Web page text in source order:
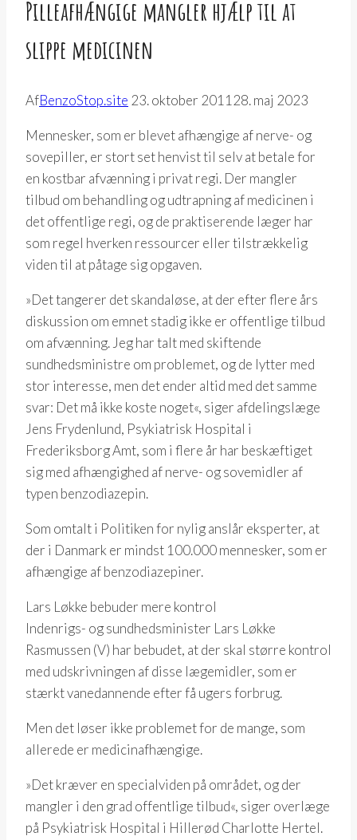
Pilleafhængige mangler hjælp til at
slippe medicinen
AfBenzoStop.site 23. oktober 201128. maj 2023
Mennesker, som er blevet afhængige af nerve- og
sovepiller, er stort set henvist til selv at betale for
en kostbar afvænning i privat regi. Der mangler
tilbud om behandling og udtrapning af medicinen i
det offentlige regi, og de praktiserende læger har
som regel hverken ressourcer eller tilstrækkelig
viden til at påtage sig opgaven.
»Det tangerer det skandaløse, at der efter flere års
diskussion om emnet stadig ikke er offentlige tilbud
om afvænning. Jeg har talt med skiftende
sundhedsministre om problemet, og de lytter med
stor interesse, men det ender altid med det samme
svar: Det må ikke koste noget«, siger afdelingslæge
Jens Frydenlund, Psykiatrisk Hospital i
Frederiksborg Amt, som i flere år har beskæftiget
sig med afhængighed af nerve- og sovemidler af
typen benzodiazepin.
Som omtalt i Politiken for nylig anslår eksperter, at
der i Danmark er mindst 100.000 mennesker, som er
afhængige af benzodiazepiner.
Lars Løkke bebuder mere kontrol
Indenrigs- og sundhedsminister Lars Løkke
Rasmussen (V) har bebudet, at der skal større kontrol
med udskrivningen af disse lægemidler, som er
stærkt vanedannende efter få ugers forbrug.
Men det løser ikke problemet for de mange, som
allerede er medicinafhængige.
»Det kræver en specialviden på området, og der
mangler i den grad offentlige tilbud«, siger overlæge
på Psykiatrisk Hospital i Hillerød Charlotte Hertel.